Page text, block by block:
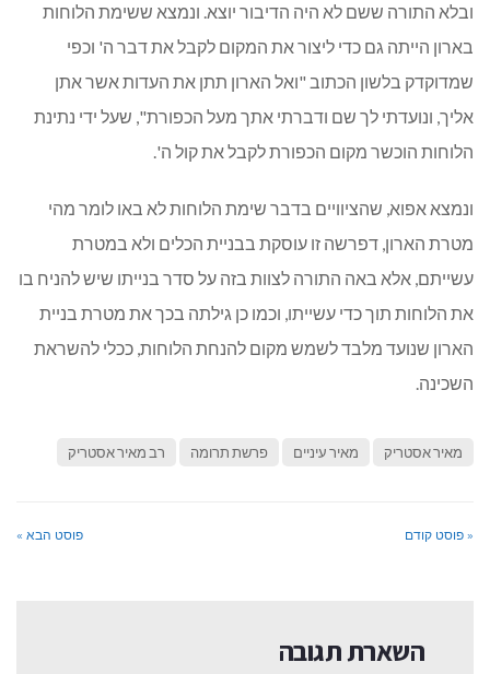
ובלא התורה ששם לא היה הדיבור יוצא. ונמצא ששימת הלוחות
בארון הייתה גם כדי ליצור את המקום לקבל את דבר ה' וכפי
שמדוקדק בלשון הכתוב "ואל הארון תתן את העדות אשר אתן
אליך, ונועדתי לך שם ודברתי אתך מעל הכפורת", שעל ידי נתינת
הלוחות הוכשר מקום הכפורת לקבל את קול ה'.
ונמצא אפוא, שהציוויים בדבר שימת הלוחות לא באו לומר מהי
מטרת הארון, דפרשה זו עוסקת בבניית הכלים ולא במטרת
עשייתם, אלא באה התורה לצוות בזה על סדר בנייתו שיש להניח בו
את הלוחות תוך כדי עשייתו, וכמו כן גילתה בכך את מטרת בניית
הארון שנועד מלבד לשמש מקום להנחת הלוחות, ככלי להשראת
השכינה.
מאיר אסטריק מאיר עיניים פרשת תרומה רב מאיר אסטריק
« פוסט קודם פוסט הבא »
השארת תגובה